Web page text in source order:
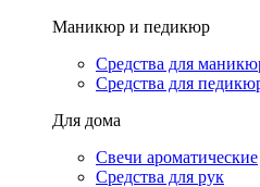
Маникюр и педикюр
Средства для
Средства для
Для дома
Свечи ароматические
Средства для рук